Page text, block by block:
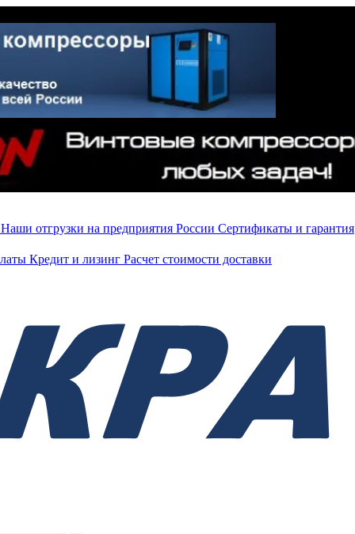
Наши отгрузки на предприятия России Сертификаты и гарантия
Кредит и лизинг Расчет стоимости доставки